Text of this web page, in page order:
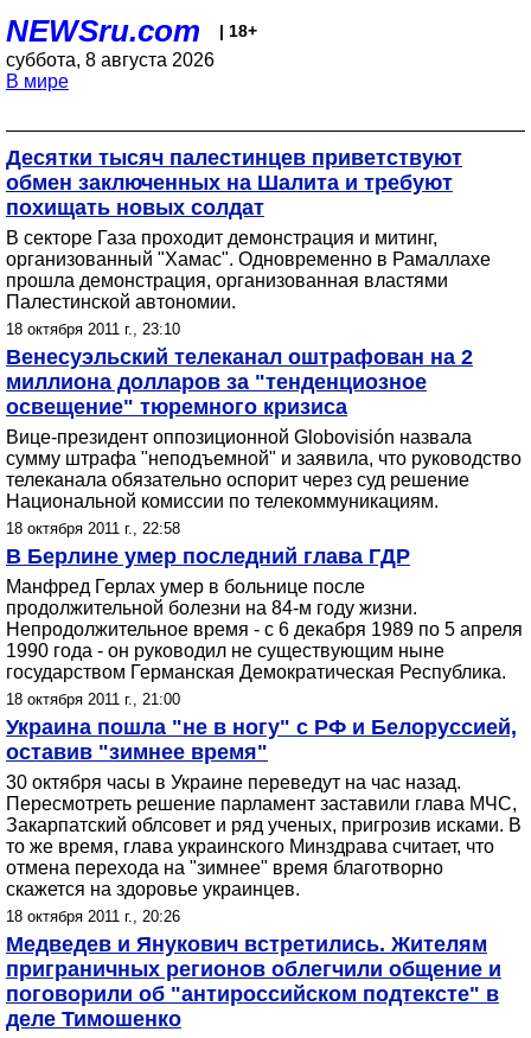
NEWSru.com | 18+
суббота, 8 августа 2026
В мире
Десятки тысяч палестинцев приветствуют
обмен заключенных на Шалита и требуют
похищать новых солдат
В секторе Газа проходит демонстрация и митинг,
организованный "Хамас". Одновременно в Рамаллахе
прошла демонстрация, организованная властями
Палестинской автономии.
18 октября 2011 г., 23:10
Венесуэльский телеканал оштрафован на 2
миллиона долларов за "тенденциозное
освещение" тюремного кризиса
Вице-президент оппозиционной Globovisión назвала
сумму штрафа "неподъемной" и заявила, что руководство
телеканала обязательно оспорит через суд решение
Национальной комиссии по телекоммуникациям.
18 октября 2011 г., 22:58
В Берлине умер последний глава ГДР
Манфред Герлах умер в больнице после
продолжительной болезни на 84-м году жизни.
Непродолжительное время - с 6 декабря 1989 по 5 апреля
1990 года - он руководил не существующим ныне
государством Германская Демократическая Республика.
18 октября 2011 г., 21:00
Украина пошла "не в ногу" с РФ и Белоруссией,
оставив "зимнее время"
30 октября часы в Украине переведут на час назад.
Пересмотреть решение парламент заставили глава МЧС,
Закарпатский облсовет и ряд ученых, пригрозив исками. В
то же время, глава украинского Минздрава считает, что
отмена перехода на "зимнее" время благотворно
скажется на здоровье украинцев.
18 октября 2011 г., 20:26
Медведев и Янукович встретились. Жителям
приграничных регионов облегчили общение и
поговорили об "антироссийском подтексте" в
деле Тимошенко